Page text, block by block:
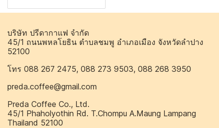
บริษัท ปรีดากาแฟ จำกัด
45/1 ถนนพหลโยธิน ตำบลชมพู อำเภอเมือง จังหวัดลำปาง
52100
โทร 088 267 2475, 088 273 9503, 088 268 3950
preda.coffee@gmail.com
Preda Coffee Co., Ltd.
45/1 Phaholyothin Rd. T.Chompu A.Maung Lampang
Thailand 52100